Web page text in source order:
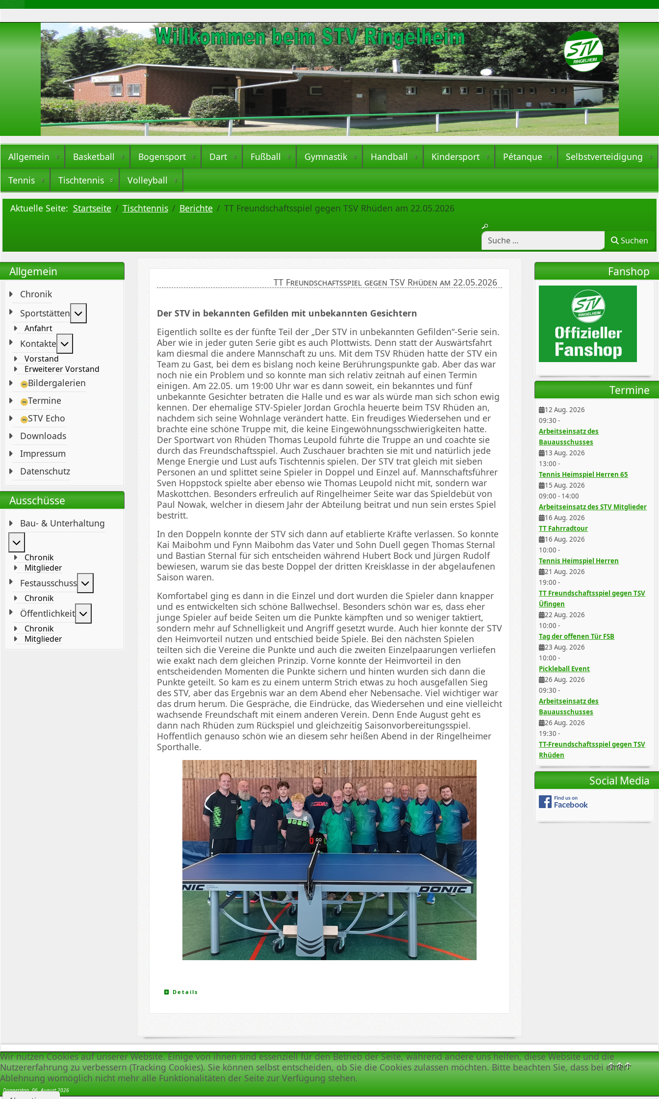
Allgemein Basketball Bogensport Dart Fußball Gymnastik Handball Kindersport Pétanque
Selbstverteidigung
Tennis
Tischtennis Volleyball
Aktuelle Seite: Startseite Tischtennis Berichte TT Freundschaftsspiel gegen TSV Rhüden am 22.05.2026
Suchen
↑↑↑
Donnerstag, 06. August 2026
Allgemein
Chronik
Sportstätten
Weitere Informationen: Sportstätten
Anfahrt
Kontakte Weitere Informationen: Kontakte
Vorstand
Erweiterer Vorstand
Bildergalerien
Termine
STV Echo
Downloads
Impressum
Datenschutz
Ausschüsse
Bau- & Unterhaltung
Weitere Informationen: Bau- & Unterhaltung
Chronik
Mitglieder
Festausschuss Weitere Informationen: Festausschuss
Chronik
Öffentlichkeit Weitere Informationen: Öffentlichkeit
Chronik
Mitglieder
Fanshop
Termine
12 Aug. 2026
09:30 -
Arbeitseinsatz des
Bauausschusses
13 Aug. 2026
13:00 -
Tennis Heimspiel Herren 65
15 Aug. 2026
09:00 - 14:00
Arbeitseinsatz des STV Mitglieder
16 Aug. 2026
TT Fahrradtour
16 Aug. 2026
10:00 -
Tennis Heimspiel Herren
21 Aug. 2026
19:00 -
TT Freundschaftsspiel gegen TSV
Üfingen
22 Aug. 2026
10:00 -
Tag der offenen Tür FSB
23 Aug. 2026
10:00 -
Pickleball Event
26 Aug. 2026
09:30 -
Arbeitseinsatz des
Bauausschusses
26 Aug. 2026
19:30 -
TT-Freundschaftsspiel gegen TSV
Rhüden
Social Media
TT Freundschaftsspiel gegen TSV Rhüden am 22.05.2026
Der STV in bekannten Gefilden mit unbekannten Gesichtern
Eigentlich sollte es der fünfte Teil der „Der STV in unbekannten Gefilden“-Serie sein.
Aber wie in jeder guten Serie gibt es auch Plottwists. Denn statt der Auswärtsfahrt
kam diesmal die andere Mannschaft zu uns. Mit dem TSV Rhüden hatte der STV ein
Team zu Gast, bei dem es bislang noch keine Berührungspunkte gab. Aber das war
noch nie ein Problem und so konnte man sich relativ zeitnah auf einen Termin
einigen. Am 22.05. um 19:00 Uhr war es dann soweit, ein bekanntes und fünf
unbekannte Gesichter betraten die Halle und es war als würde man sich schon ewig
kennen. Der ehemalige STV-Spieler Jordan Grochla heuerte beim TSV Rhüden an,
nachdem sich seine Wohnlage verändert hatte. Ein freudiges Wiedersehen und er
brachte eine schöne Truppe mit, die keine Eingewöhnungsschwierigkeiten hatte.
Der Sportwart von Rhüden Thomas Leupold führte die Truppe an und coachte sie
durch das Freundschaftsspiel. Auch Zuschauer brachten sie mit und natürlich jede
Menge Energie und Lust aufs Tischtennis spielen. Der STV trat gleich mit sieben
Personen an und splittet seine Spieler in Doppel und Einzel auf. Mannschaftsführer
Sven Hoppstock spielte aber ebenso wie Thomas Leupold nicht mit, sondern war
Maskottchen. Besonders erfreulich auf Ringelheimer Seite war das Spieldebüt von
Paul Nowak, welcher in diesem Jahr der Abteilung beitrat und nun sein erstes Spiel
bestritt.
In den Doppeln konnte der STV sich dann auf etablierte Kräfte verlassen. So konnte
Kai Maibohm und Fynn Maibohm das Vater und Sohn Duell gegen Thomas Sternal
und Bastian Sternal für sich entscheiden während Hubert Bock und Jürgen Rudolf
bewiesen, warum sie das beste Doppel der dritten Kreisklasse in der abgelaufenen
Saison waren.
Komfortabel ging es dann in die Einzel und dort wurden die Spieler dann knapper
und es entwickelten sich schöne Ballwechsel. Besonders schön war es, dass eher
junge Spieler auf beide Seiten um die Punkte kämpften und so weniger taktiert,
sondern mehr auf Schnelligkeit und Angriff gesetzt wurde. Auch hier konnte der STV
den Heimvorteil nutzen und entschied beide Spiele. Bei den nächsten Spielen
teilten sich die Vereine die Punkte und auch die zweiten Einzelpaarungen verliefen
wie exakt nach dem gleichen Prinzip. Vorne konnte der Heimvorteil in den
entscheidenden Momenten die Punkte sichern und hinten wurden sich dann die
Punkte geteilt. So kam es zu einem unterm Strich etwas zu hoch ausgefallen Sieg
des STV, aber das Ergebnis war an dem Abend eher Nebensache. Viel wichtiger war
das drum herum. Die Gespräche, die Eindrücke, das Wiedersehen und eine vielleicht
wachsende Freundschaft mit einem anderen Verein. Denn Ende August geht es
dann nach Rhüden zum Rückspiel und gleichzeitig Saisonvorbereitungsspiel.
Hoffentlich genauso schön wie an diesem sehr heißen Abend in der Ringelheimer
Sporthalle.
Details
Wir nutzen Cookies auf unserer Website. Einige von ihnen sind essenziell für den Betrieb der Seite, während andere uns helfen, diese Website und die
Nutzererfahrung zu verbessern (Tracking Cookies). Sie können selbst entscheiden, ob Sie die Cookies zulassen möchten. Bitte beachten Sie, dass bei einer
Ablehnung womöglich nicht mehr alle Funktionalitäten der Seite zur Verfügung stehen.